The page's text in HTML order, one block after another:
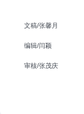
文稿/张馨月
编辑/闫颖
审核/张茂庆